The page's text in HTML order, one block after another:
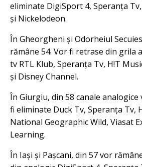
eliminate DigiSport 4, Speranța
și Nickelodeon.
În Gheorgheni și Odorheiul
rămâne 54. Vor fi retrase din grila
tv RTL Klub, Speranța Tv, H!T
și Disney Channel.
În Giurgiu, din 58 canale
fi eliminate Duck Tv, Speranța Tv,
National Geographic Wild, Viasat
Learning.
În Iași și Pașcani, din 57 vor